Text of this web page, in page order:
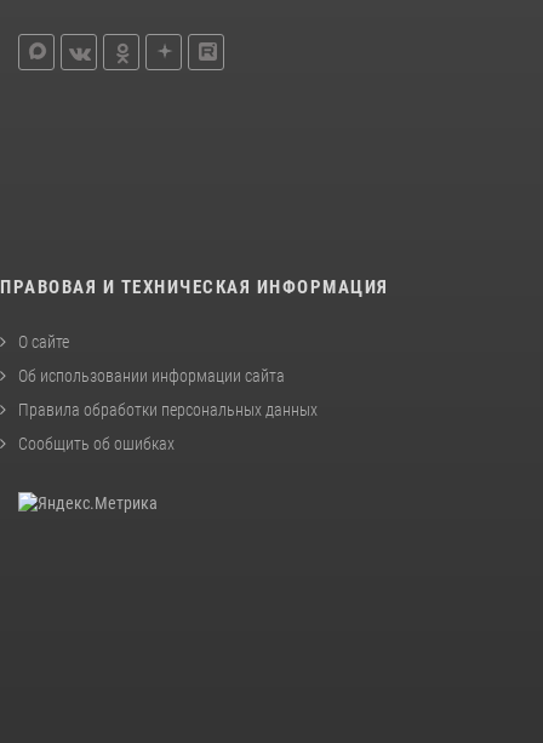
ПРАВОВАЯ И ТЕХНИЧЕСКАЯ ИНФОРМАЦИЯ
О сайте
Об использовании информации сайта
Правила обработки персональных данных
Сообщить об ошибках